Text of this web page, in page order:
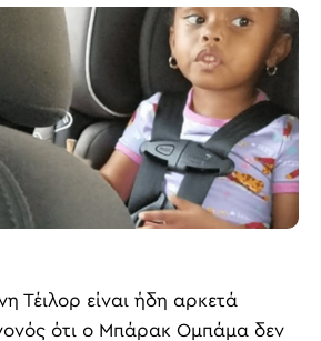
Τέιλορ είναι ήδη αρκετά
ότι ο Μπάρακ Ομπάμα δεν